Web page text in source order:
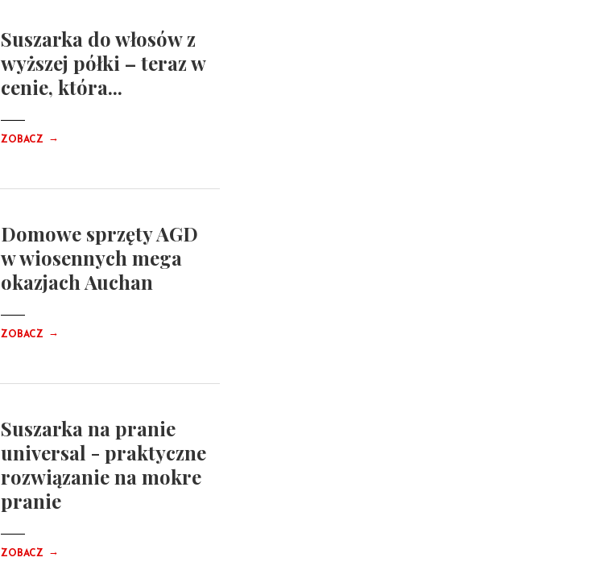
Suszarka do włosów z
wyższej półki – teraz w
cenie, która...
ZOBACZ →
Domowe sprzęty AGD
w wiosennych mega
okazjach Auchan
ZOBACZ →
Suszarka na pranie
universal - praktyczne
rozwiązanie na mokre
pranie
ZOBACZ →